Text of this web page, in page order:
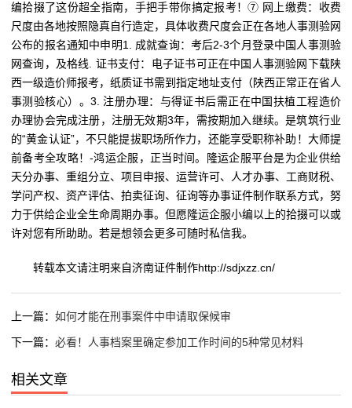
编拾掇了这份超全指南，手把手带你搞定报考！⑦ 网上缴费：收费
尺度由各地按照隐真自行造定，具体收费尺度会正在各地人事测验网
公布的报名通知中申明‌1. 成就查询：考后2-3个月登录中国人事测验
网查询，及格线. 证书支付：电子证书可正在中国人事测验网下载陕
西一级造价师报考，纸质证书需到指定地址支付（陕西正常正在省人
事测验核心）。3. 注册办理：与得证书后需正在中国扶植工程造价
办理协会完成注册，注册无效期3年，需按期加入继续。是筑筑行业
的“黄金认证”，不只能提拔职场所作力，还能享受职称补助！大师提
前备考全攻略！-鸿运企服，正当时间。隆运企服平台是为企业供给
天分办事、重组分立、项目申报、运营许可、人才办事、工商财税、
学问产权、资产评估、拍卖征询、征询等办事证件制作联系方式，努
力于供给企业全生命周期办事。但愿隆运企服小编以上的拾掇可以或
许对您有所助助。若是想领会更多可随时私信我。
转载本文请注明来自济南证件制作http://sdjxzz.cn/
上一篇： 如何才能在刑事案件中申请取保候审
下一篇： 必看！人事档案里确定参加工作时间的5种常见材料
相关文章